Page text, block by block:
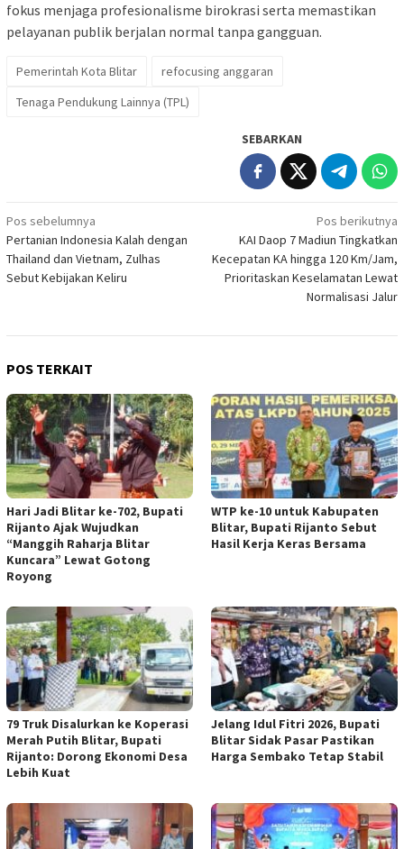
fokus menjaga profesionalisme birokrasi serta memastikan
pelayanan publik berjalan normal tanpa gangguan.
Pemerintah Kota Blitar
refocusing anggaran
Tenaga Pendukung Lainnya (TPL)
SEBARKAN
Navigasi
pos
Pos sebelumnya
Pertanian Indonesia Kalah dengan
Thailand dan Vietnam, Zulhas
Sebut Kebijakan Keliru
Pos berikutnya
KAI Daop 7 Madiun Tingkatkan
Kecepatan KA hingga 120 Km/Jam,
Prioritaskan Keselamatan Lewat
Normalisasi Jalur
POS TERKAIT
Hari Jadi Blitar ke-702, Bupati
Rijanto Ajak Wujudkan
“Manggih Raharja Blitar
Kuncara” Lewat Gotong
Royong
WTP ke-10 untuk Kabupaten
Blitar, Bupati Rijanto Sebut
Hasil Kerja Keras Bersama
79 Truk Disalurkan ke Koperasi
Merah Putih Blitar, Bupati
Rijanto: Dorong Ekonomi Desa
Lebih Kuat
Jelang Idul Fitri 2026, Bupati
Blitar Sidak Pasar Pastikan
Harga Sembako Tetap Stabil